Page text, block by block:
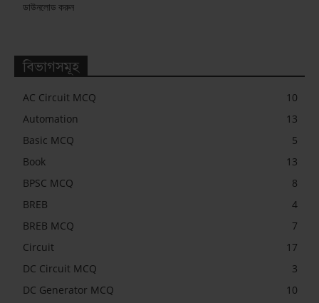
ডাউনলোড করুন
বিভাগসমূহ
AC Circuit MCQ
10
Automation
13
Basic MCQ
5
Book
13
BPSC MCQ
8
BREB
4
BREB MCQ
7
Circuit
17
DC Circuit MCQ
3
DC Generator MCQ
10